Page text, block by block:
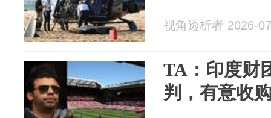
视角透析者 2026-
TA：印度财
判，有意收